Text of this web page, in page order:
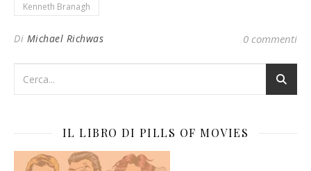
Kenneth Branagh
Di Michael Richwas 0 commenti
IL LIBRO DI PILLS OF MOVIES